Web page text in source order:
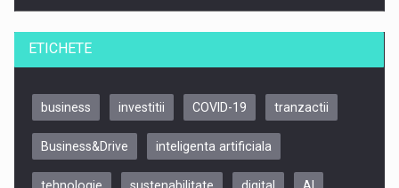
ETICHETE
business investitii COVID-19 tranzactii
Business&Drive inteligenta artificiala
tehnologie sustenabilitate digital AI